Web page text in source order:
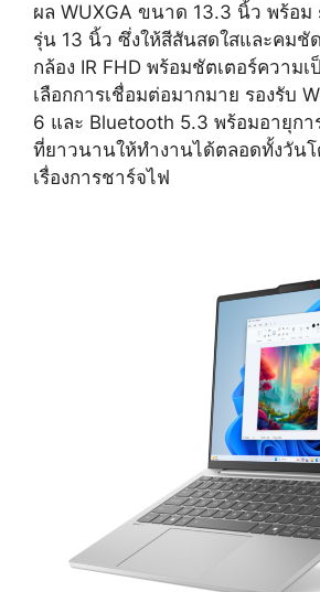
ผล WUXGA ขนาด 13.3 นิ้ว พร้อม
รุ่น 13 นิ้ว ซึ่งให้สีสันสดใสและคมชั
กล้อง IR FHD พร้อมชัตเตอร์ความ
เลือกการเชื่อมต่อมากมาย รองรับ
6 และ Bluetooth 5.3 พร้อมอายุกา
ที่ยาวนานให้ทำงานได้ตลอดทั้งวันโ
เรื่องการชาร์จไฟ